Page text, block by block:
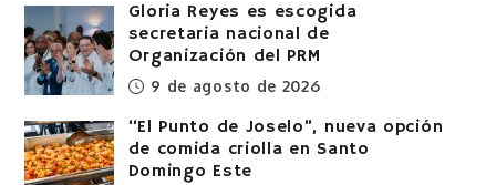
Gloria Reyes es escogida
secretaria nacional de
Organización del PRM
9 de agosto de 2026
“El Punto de Joselo”, nueva opción
de comida criolla en Santo
Domingo Este